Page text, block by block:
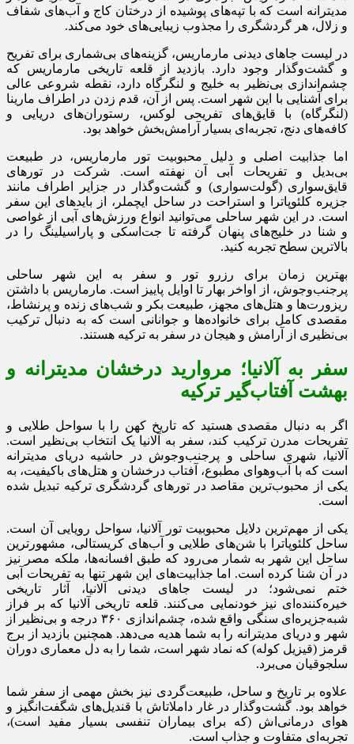
مدیترانه است که با تپه‌های پوشیده از درختان کاج و آب‌های شفاف
و زلال، هر گردشگری را مجذوب زیبایی‌های خود می‌کند.
در لیست جاهای دیدنی مارماریس، گزینه‌های بی‌شماری برای تفریح
و گشت‌وگذار وجود دارد. بازدید از قلعه تاریخی مارماریس که
چشم‌اندازی بی‌نظیر به خلیج و لنگرگاه دارد، نقطه شروعی عالی
برای آشنایی با این شهر است. پس از آن، قدم زدن در اطراف مارینا
(لنگرگاه) با قایق‌های تفریحی لوکس، رستوران‌های دریایی و
کافه‌های دنج، تجربه‌ای بسیار آرامش‌بخش خواهد بود.
اما جذابیت اصلی و دلیل محبوبیت تور مارماریس، در طبیعت
بی‌بدیل و تفریحات آبی آن نهفته است. شرکت در تورهای
قایق‌سواری (گولت‌سواری) و گشت‌وگذار در جزایر اطراف مانند
جزیره کلئوپاترا و استراحت در ساحل ایچملر، از بایدهای این سفر
است. در این شهر ساحلی می‌توانید انواع ورزش‌های آبی از غواصی
و شنا در خلیج‌های پنهان گرفته تا جت‌اسکی و پاراسیلینگ را در
بالاترین سطح تجربه کنید.
بهترین زمان برای رزرو تور و سفر به این شهر ساحلی
پرجنب‌وجوش، از اواخر بهار تا اوایل پاییز است. مارماریس با داشتن
ریزورت‌ها و هتل‌های مجهز، طبیعت بکر و شب‌های زنده و پرنشاط،
مقصدی کامل برای خانواده‌ها و جوانانی است که به دنبال ترکیب
بی‌نظیری از آرامش و هیجان در سفر به ترکیه هستند.
سفر به آلانیا؛ مروارید درخشان مدیترانه و
بهشت آفتاب‌گیر ترکیه
اگر به دنبال مقصدی هستید که تاریخ کهن را با سواحل طلایی و
تفریحات مدرن ترکیب کند، سفر به آلانیا یک انتخاب بی‌نظیر است.
آلانیا، شهری ساحلی و پرجنب‌وجوش در حاشیه دریای مدیترانه
است که با آب‌وهوای مطبوع، آفتاب درخشان و هتل‌های باکیفیت، به
یکی از محبوب‌ترین مقاصد در تورهای گردشگری ترکیه تبدیل شده
است.
یکی از مهم‌ترین دلایل محبوبیت تور آلانیا، سواحل رویایی آن است.
ساحل کلئوپاترا با شن‌های طلایی و آب‌های کریستالی، مشهورترین
ساحل این شهر به شمار می‌رود که طبق افسانه‌ها، ملکه مصر نیز
در آن شنا کرده است. اما جذابیت‌های این شهر تنها به تفریحات آبی
ختم نمی‌شود؛ در لیست جاهای دیدنی آلانیا، آثار تاریخی
خیره‌کننده‌ای نیز خودنمایی می‌کنند. قلعه تاریخی آلانیا که بر فراز
شبه‌جزیره‌ای سنگی واقع شده، چشم‌اندازی ۳۶۰ درجه و بی‌نظیر از
شهر و دریای مدیترانه را به شما هدیه می‌دهد. همچنین بازدید از برج
قرمز (قیزیل کوله) که نماد شهر است، شما را به دل معماری دوران
سلجوقیان می‌برد.
علاوه بر تاریخ و ساحل، طبیعت‌گردی نیز بخش مهمی از سفر شما
خواهد بود. گشت‌وگذار در غار داملاتاش با قندیل‌های شگفت‌انگیز و
هوای درمانی‌اش (که برای بیماران تنفسی بسیار مفید است)،
تجربه‌ای متفاوت و جذاب است.